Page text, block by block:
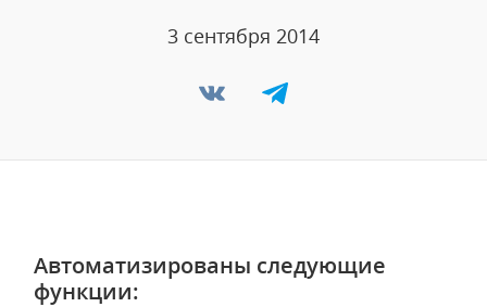
3 сентября 2014
Автоматизированы следующие
функции: